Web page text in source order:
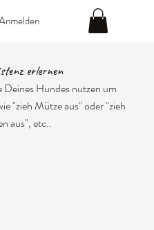
erlernen
Hundes nutzen um
"zieh Mütze aus" oder "zieh
aus", etc..